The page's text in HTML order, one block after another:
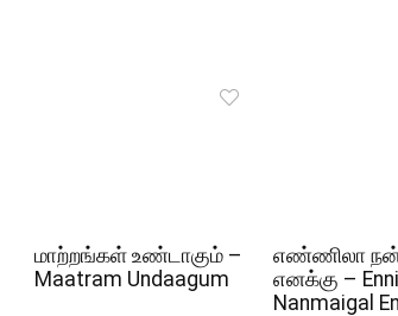
மாற்றங்கள் உண்டாகும் –
Maatram Undaagum
எண்ணிலா
எனக்கு –
Nanmaigal